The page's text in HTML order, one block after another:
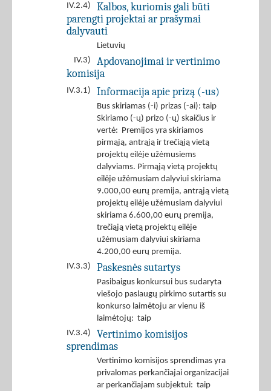
IV.2.4)
Kalbos, kuriomis gali būti
parengti projektai ar prašymai
dalyvauti
Lietuvių
IV.3)
Apdovanojimai ir vertinimo
komisija
IV.3.1) Informacija apie prizą (-us)
Bus skiriamas (-i) prizas (-ai): taip
Skiriamo (-ų) prizo (-ų) skaičius ir
vertė: Premijos yra skiriamos
pirmąją, antrąją ir trečiąją vietą
projektų eilėje užėmusiems
dalyviams. Pirmąją vietą projektų
eilėje užėmusiam dalyviui skiriama
9.000,00 eurų premija, antrąją vietą
projektų eilėje užėmusiam dalyviui
skiriama 6.600,00 eurų premija,
trečiąją vietą projektų eilėje
užėmusiam dalyviui skiriama
4.200,00 eurų premija.
IV.3.3)
Paskesnės sutartys
Pasibaigus konkursui bus sudaryta
viešojo paslaugų pirkimo sutartis su
konkurso laimėtoju ar vienu iš
laimėtojų: taip
IV.3.4)
Vertinimo komisijos
sprendimas
Vertinimo komisijos sprendimas yra
privalomas perkančiajai organizacijai
ar perkančiajam subjektui: taip